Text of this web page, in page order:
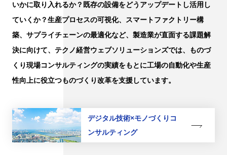
いかに取り入れるか？既存の設備をどうアップデートし活用し
ていくか？生産プロセスの可視化、スマートファクトリー構
築、サプライチェーンの最適化など、製造業が直面する課題解
決に向けて、テクノ経営ウェブソリューションズでは、ものづ
くり現場コンサルティングの実績をもとに工場の自動化や生産
性向上に役立つものづくり改革を支援しています。
デジタル技術×モノづくりコ
ンサルティング